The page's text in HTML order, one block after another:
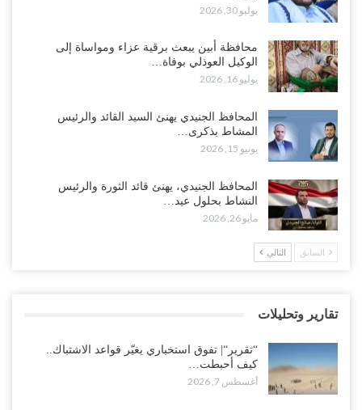
ملفات المال والنفط..!
أغسطس 5, 2026
النفط تلتف حول أفريقيا وسفن تعلن: “لا توجد شحنة…
أغسطس 4, 2026
مليون برميل يشعل غضب حضرموت..!
أغسطس 4, 2026
مدير مكتب العليمي يقدم استقالته.. والخلافات تعصف بالرئاسي وصراع
“تعز“| وسط إعادة رسم النفوذ السعودي.. الإصلاح يجدد اتهامه لطارق
بالتهريب وعينه على المحافظ..!
أغسطس 4, 2026
“شبوة“| مع تحشيدات عسكرية تنذر بجولة جديدة مع السعودية.. الإمارات
يوليو 30, 2026
محافظة أبين يبعث برقية عزاء ومواساة إلى
الوكيل العوذلي بوفاة…
يوليو 16, 2026
المحافظ الجنيدي يهنئ السيد القائد والرئيس
المشاط بذكرى…
يونيو 15, 2026
المحافظ الجنيدي، يهنئ قائد الثورة والرئيس
النشاط بحلول عيد…
مايو 26, 2026
السابق التالي
تقارير وتحليلات
“تقرير“| تفوق استخباري يغيّر قواعد الاشتباك..
كيف أحبطت…
أغسطس 7, 2026